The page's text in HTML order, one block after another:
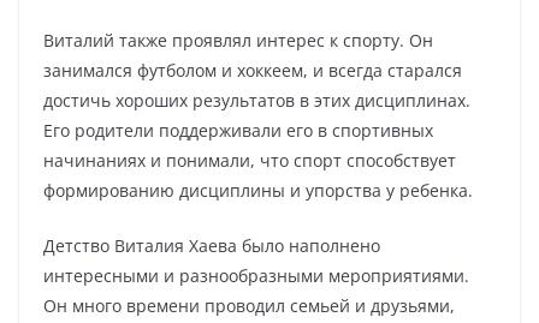
Виталий также проявлял интерес к спорту. Он
занимался футболом и хоккеем, и всегда старался
достичь хороших результатов в этих дисциплинах.
Его родители поддерживали его в спортивных
начинаниях и понимали, что спорт способствует
формированию дисциплины и упорства у ребенка.
Детство Виталия Хаева было наполнено
интересными и разнообразными мероприятиями.
Он много времени проводил семьей и друзьями,